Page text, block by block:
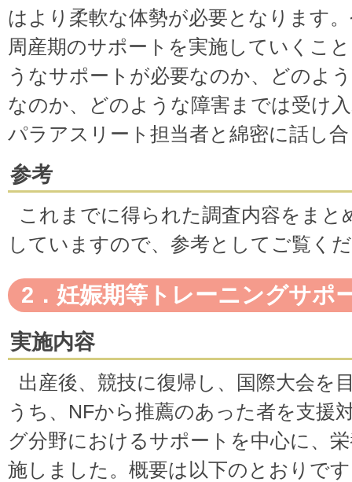
はより柔軟な体勢が必要となります
周産期のサポートを実施していくこ
うなサポートが必要なのか、どのよ
なのか、どのような障害までは受け
パラアスリート担当者と綿密に話し
参考
これまでに得られた調査内容をま
していますので、参考としてご覧く
2．妊娠期等トレーニングサポ
実施内容
出産後、競技に復帰し、国際大会を
うち、NFから推薦のあった者を支援
グ分野におけるサポートを中心に、
施しました。概要は以下のとおりで